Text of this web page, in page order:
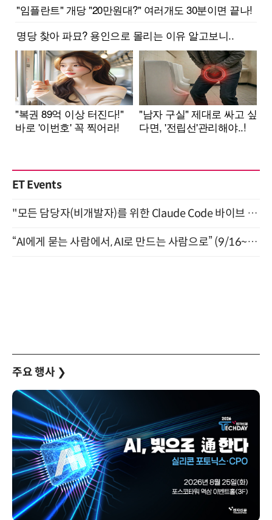
ET Events
"모든 담당자(비개발자)를 위한 Claude Code 바이브 코딩 2-day 부트캠프" 9월 16~17일 개최
“AI에게 묻는 사람에서, AI로 만드는 사람으로” (9/16~17)
주요 행사 ❯